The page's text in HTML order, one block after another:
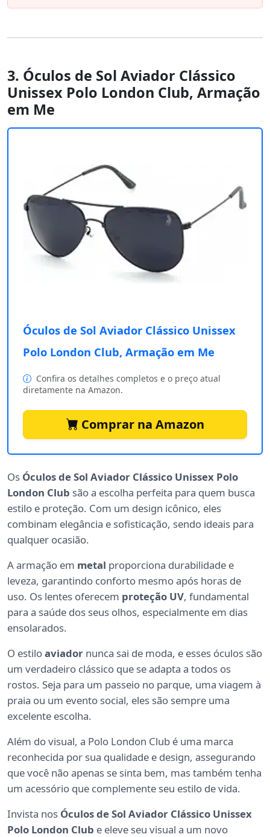
3. Óculos de Sol Aviador Clássico
Unissex Polo London Club, Armação
em Me
Óculos de Sol Aviador Clássico Unissex
Polo London Club, Armação em Me
Confira os detalhes completos e o preço atual
diretamente na Amazon.
Comprar na Amazon
Os Óculos de Sol Aviador Clássico Unissex Polo
London Club são a escolha perfeita para quem busca
estilo e proteção. Com um design icônico, eles
combinam elegância e sofisticação, sendo ideais para
qualquer ocasião.
A armação em metal proporciona durabilidade e
leveza, garantindo conforto mesmo após horas de
uso. Os lentes oferecem proteção UV, fundamental
para a saúde dos seus olhos, especialmente em dias
ensolarados.
O estiloaviador nunca sai de moda, e esses óculos são
um verdadeiro clássico que se adapta a todos os
rostos. Seja para um passeio no parque, uma viagem à
praia ou um evento social, eles são sempre uma
excelente escolha.
Além do visual, a Polo London Club é uma marca
reconhecida por sua qualidade e design, assegurando
que você não apenas se sinta bem, mas também tenha
um acessório que complemente seu estilo de vida.
Invista nos Óculos de Sol Aviador Clássico Unissex
Polo London Club e eleve seu visual a um novo